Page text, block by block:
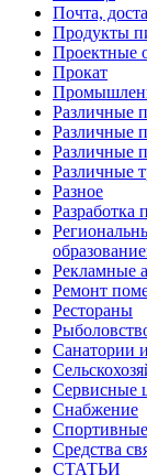
Почта,
Продукты
Проектные
Прокат
Различные
Различные
Различные
Различные
Разное
Разработка
Рекламные
Ремонт
Рестораны
Санатории
Сервисные
Снабжение
Средства
СТАТЬИ